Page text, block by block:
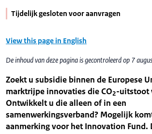
Tijdelijk gesloten voor aanvragen
View this page in English
De inhoud van deze pagina is gecontroleerd op 7
Zoekt u subsidie binnen de Europese
marktrijpe innovaties die CO2-uitstoot
Ontwikkelt u die alleen of in een
samenwerkingsverband? Mogelijk
aanmerking voor het Innovation Fund.